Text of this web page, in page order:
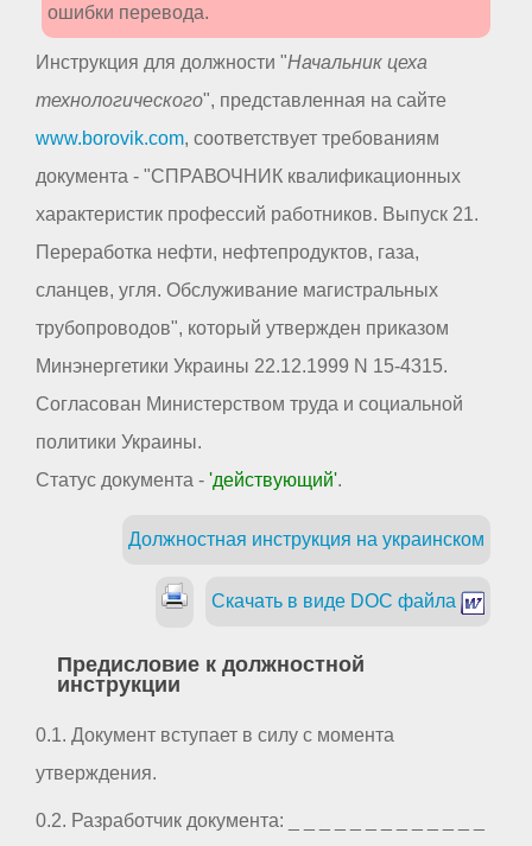
ошибки перевода.
Инструкция для должности "Начальник цеха
технологического", представленная на сайте
www.borovik.com, соответствует требованиям
документа - "СПРАВОЧНИК квалификационных
характеристик профессий работников. Выпуск 21.
Переработка нефти, нефтепродуктов, газа,
сланцев, угля. Обслуживание магистральных
трубопроводов", который утвержден приказом
Минэнергетики Украины 22.12.1999 N 15-4315.
Согласован Министерством труда и социальной
политики Украины.
Статус документа - 'действующий'.
Должностная инструкция на украинском
Скачать в виде DOC файла
Предисловие к должностной
инструкции
0.1. Документ вступает в силу с момента
утверждения.
0.2. Разработчик документа: _ _ _ _ _ _ _ _ _ _ _ _ _